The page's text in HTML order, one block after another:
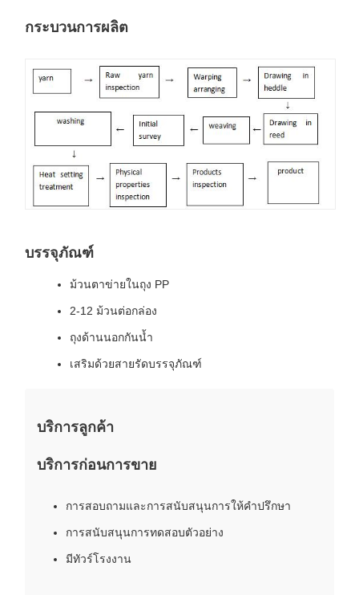
กระบวนการผลิต
บรรจุภัณฑ์
ม้วนตาข่ายในถุง PP
2-12 ม้วนต่อกล่อง
ถุงด้านนอกกันน้ำ
เสริมด้วยสายรัดบรรจุภัณฑ์
บริการลูกค้า
บริการก่อนการขาย
การสอบถามและการสนับสนุนการให้คำปรึกษา
การสนับสนุนการทดสอบตัวอย่าง
มีทัวร์โรงงาน